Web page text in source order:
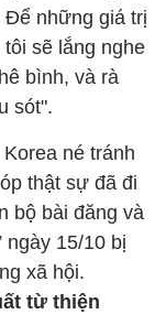
Để những giá trị
sẽ lắng nghe
bình, và rà
sót".
né tránh
thật sự đã đi
bộ bài đăng và
ngày 15/10 bị
xã hội.
từ thiện